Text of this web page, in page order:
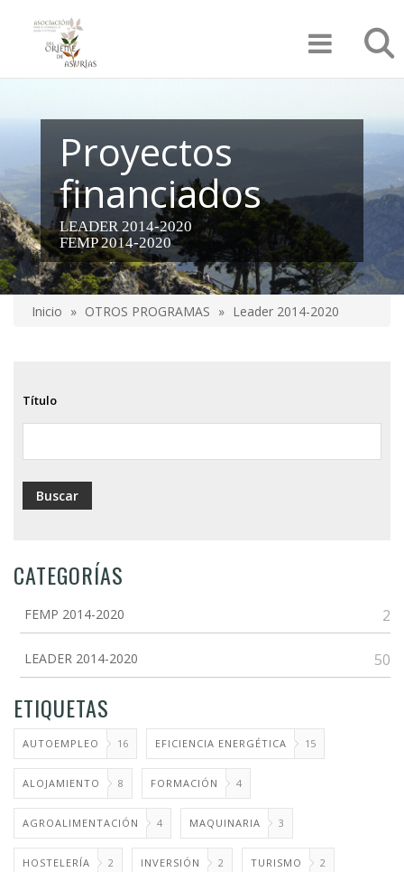
contenido
Proyectos
financiados
LEADER 2014-2020
FEMP 2014-2020
de
ayuda
a
la
Inicio OTROS PROGRAMAS Leader 2014-2020
Título
CATEGORÍAS
FEMP 2014-2020 2
LEADER 2014-2020 50
ETIQUETAS
AUTOEMPLEO 16 EFICIENCIA ENERGÉTICA 15
ALOJAMIENTO 8 FORMACIÓN 4
AGROALIMENTACIÓN 4 MAQUINARIA 3
HOSTELERÍA 2 INVERSIÓN 2 TURISMO 2